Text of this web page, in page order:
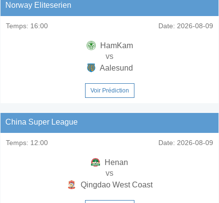
Norway Eliteserien
Temps: 16:00 Date: 2026-08-09
HamKam
vs
Aalesund
Voir Prédiction
China Super League
Temps: 12:00 Date: 2026-08-09
Henan
vs
Qingdao West Coast